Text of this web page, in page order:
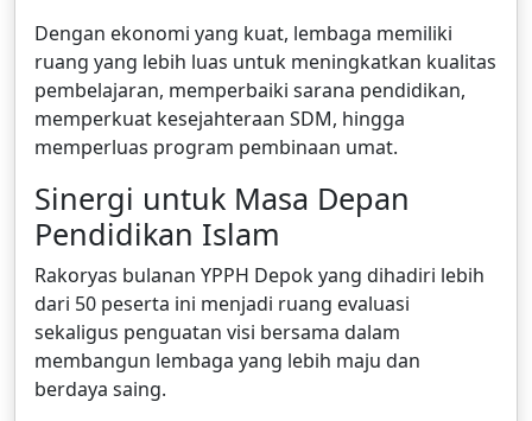
Dengan ekonomi yang kuat, lembaga memiliki
ruang yang lebih luas untuk meningkatkan kualitas
pembelajaran, memperbaiki sarana pendidikan,
memperkuat kesejahteraan SDM, hingga
memperluas program pembinaan umat.
Sinergi untuk Masa Depan
Pendidikan Islam
Rakoryas bulanan YPPH Depok yang dihadiri lebih
dari 50 peserta ini menjadi ruang evaluasi
sekaligus penguatan visi bersama dalam
membangun lembaga yang lebih maju dan
berdaya saing.